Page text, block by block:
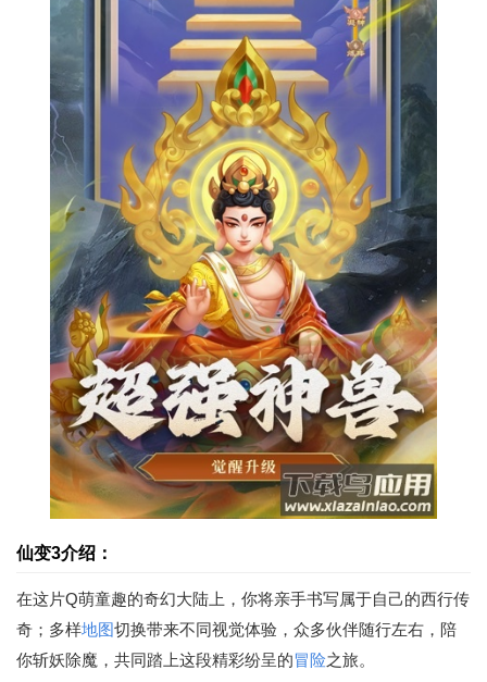
仙变3介绍：
在这片Q萌童趣的奇幻大陆上，你将亲手书写属于自己的西行传
奇；多样地图切换带来不同视觉体验，众多伙伴随行左右，陪
你斩妖除魔，共同踏上这段精彩纷呈的冒险之旅。